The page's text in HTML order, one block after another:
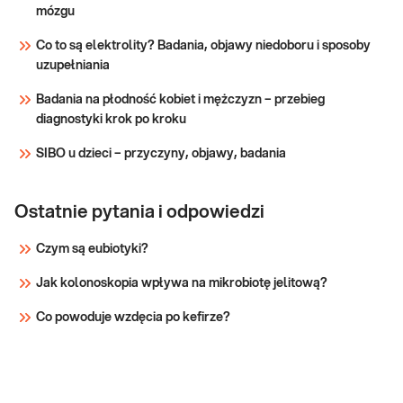
dietetyka)
dietetyka i rozpoczęciem diety → W celu
mózgu
Co to są elektrolity? Badania, objawy niedoboru i sposoby
uzupełniania
Badania na płodność kobiet i mężczyzn – przebieg
diagnostyki krok po kroku
SIBO u dzieci – przyczyny, objawy, badania
Ostatnie pytania i odpowiedzi
Czym są eubiotyki?
Jak kolonoskopia wpływa na mikrobiotę jelitową?
Co powoduje wzdęcia po kefirze?